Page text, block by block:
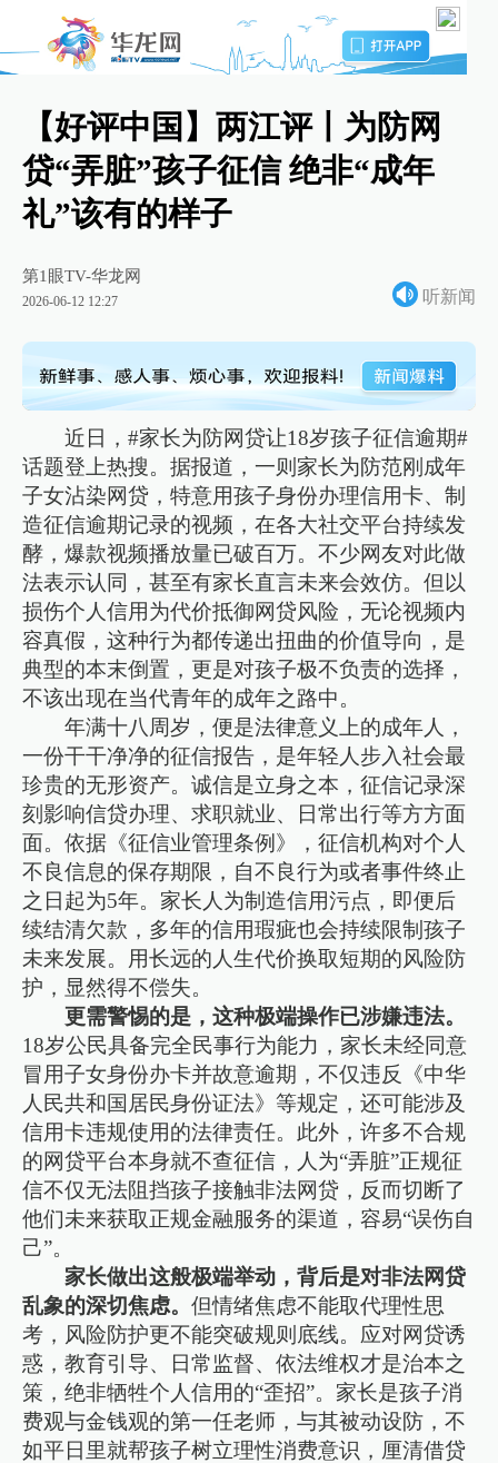
【好评中国】两江评丨为防网
贷“弄脏”孩子征信 绝非“成年
礼”该有的样子
第1眼TV-华龙网
2026-06-12 12:27 听新闻
近日，#家长为防网贷让18岁孩子征信逾期#
话题登上热搜。据报道，一则家长为防范刚成年
子女沾染网贷，特意用孩子身份办理信用卡、制
造征信逾期记录的视频，在各大社交平台持续发
酵，爆款视频播放量已破百万。不少网友对此做
法表示认同，甚至有家长直言未来会效仿。但以
损伤个人信用为代价抵御网贷风险，无论视频内
容真假，这种行为都传递出扭曲的价值导向，是
典型的本末倒置，更是对孩子极不负责的选择，
不该出现在当代青年的成年之路中。
年满十八周岁，便是法律意义上的成年人，
一份干干净净的征信报告，是年轻人步入社会最
珍贵的无形资产。诚信是立身之本，征信记录深
刻影响信贷办理、求职就业、日常出行等方方面
面。依据《征信业管理条例》，征信机构对个人
不良信息的保存期限，自不良行为或者事件终止
之日起为5年。家长人为制造信用污点，即便后
续结清欠款，多年的信用瑕疵也会持续限制孩子
未来发展。用长远的人生代价换取短期的风险防
护，显然得不偿失。
更需警惕的是，这种极端操作已涉嫌违法。
18岁公民具备完全民事行为能力，家长未经同意
冒用子女身份办卡并故意逾期，不仅违反《中华
人民共和国居民身份证法》等规定，还可能涉及
信用卡违规使用的法律责任。此外，许多不合规
的网贷平台本身就不查征信，人为“弄脏”正规征
信不仅无法阻挡孩子接触非法网贷，反而切断了
他们未来获取正规金融服务的渠道，容易“误伤自
己”。
家长做出这般极端举动，背后是对非法网贷
乱象的深切焦虑。但情绪焦虑不能取代理性思
考，风险防护更不能突破规则底线。应对网贷诱
惑，教育引导、日常监督、依法维权才是治本之
策，绝非牺牲个人信用的“歪招”。家长是孩子消
费观与金钱观的第一任老师，与其被动设防，不
如平日里就帮孩子树立理性消费意识，厘清借贷